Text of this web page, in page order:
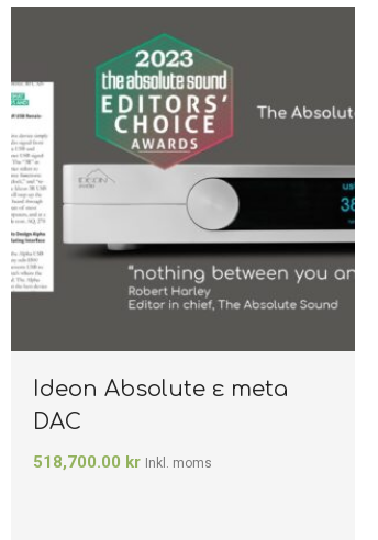
Ideon Absolute ε meta
DAC
518,700.00 kr Inkl. moms